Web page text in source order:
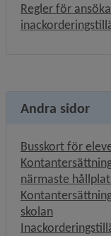
Regler för
Andra sidor
Busskort för
närmaste
skolan